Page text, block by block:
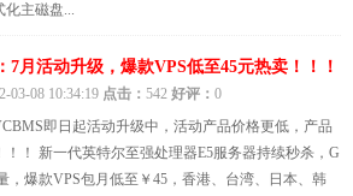
化主磁盘...
7月活动升级，爆款VPS低至45元热卖！！！
03-08 10:34:19 点击： 542 好评： 0
即日起活动升级中，活动产品价格更低，产品
！！ 新一代英特尔至强处理器E5服务器持续秒杀，G
，爆款VPS包月低至￥45，香港、台湾、日本、韩